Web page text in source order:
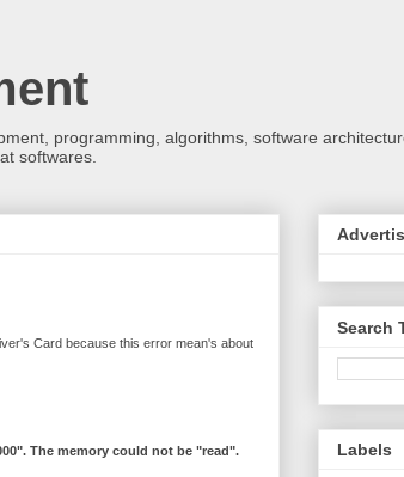
programming, algorithms, software
softwares.
Card because this error mean's about
The memory could not be "read".
Search
Labels